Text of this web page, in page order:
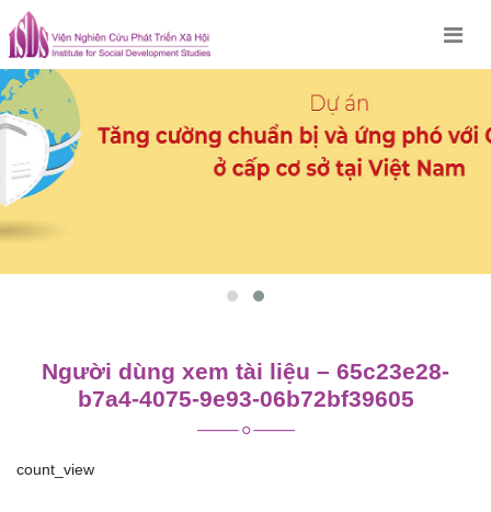
Skip
to
content
Người dùng xem tài liệu – 65c23e28-
b7a4-4075-9e93-06b72bf39605
count_view